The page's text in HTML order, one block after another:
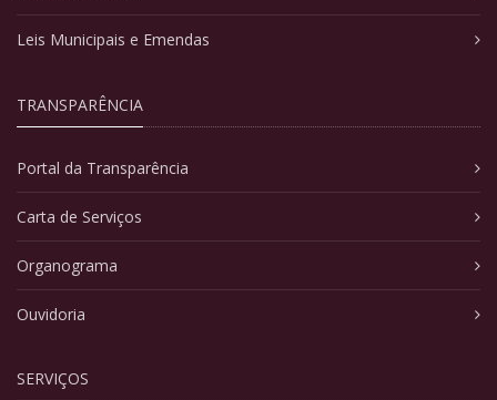
Leis Municipais e Emendas
TRANSPARÊNCIA
Portal da Transparência
Carta de Serviços
Organograma
Ouvidoria
SERVIÇOS